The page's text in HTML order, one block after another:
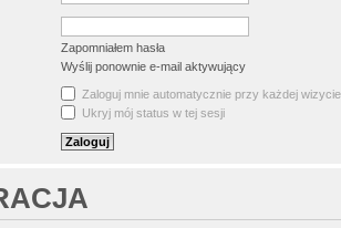
Zapomniałem hasła
Wyślij ponownie e-mail aktywujący
Zaloguj mnie automatycznie przy każdej wizycie
Ukryj mój status w tej sesji